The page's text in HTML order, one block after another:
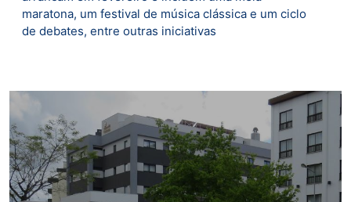
maratona, um festival de música clássica e um ciclo
de debates, entre outras iniciativas